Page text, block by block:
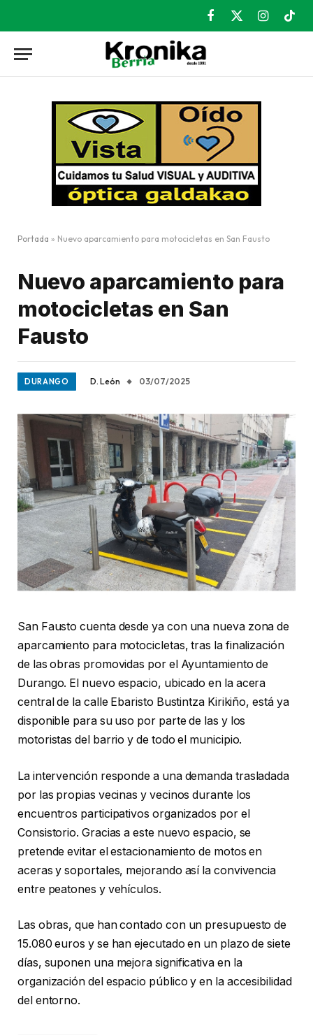
Facebook
X
Instagram
Portada » Nuevo aparcamiento para motocicletas en San Fausto
Nuevo aparcamiento para
motocicletas en San
Fausto
DURANGO D. León 03/07/2025
San Fausto cuenta desde ya con una nueva zona de
aparcamiento para motocicletas, tras la finalización
de las obras promovidas por el Ayuntamiento de
Durango. El nuevo espacio, ubicado en la acera
central de la calle Ebaristo Bustintza Kirikiño, está ya
disponible para su uso por parte de las y los
motoristas del barrio y de todo el municipio.
La intervención responde a una demanda trasladada
por las propias vecinas y vecinos durante los
encuentros participativos organizados por el
Consistorio. Gracias a este nuevo espacio, se
pretende evitar el estacionamiento de motos en
aceras y soportales, mejorando así la convivencia
entre peatones y vehículos.
Las obras, que han contado con un presupuesto de
15.080 euros y se han ejecutado en un plazo de siete
días, suponen una mejora significativa en la
organización del espacio público y en la accesibilidad
del entorno.